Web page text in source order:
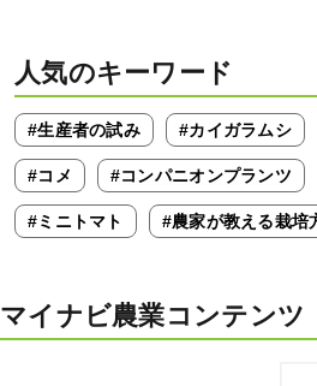
人気のキーワード
#生産者の試み #カイガラムシ
#コメ #コンパニオンプランツ
#ミニトマト #農家が教える栽培
マイナビ農業コンテンツ